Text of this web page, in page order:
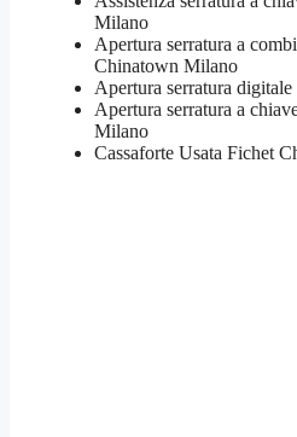
Milano
​Apertura serratura​ ​a
Chinatown Milano
Apertura serratura​
​Apertura serratura​ ​a
Milano
​Cassaforte Usata Fichet